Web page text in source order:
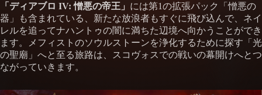
「ディアブロ IV: 憎悪の帝王」 には第1の拡張パック「憎悪の
器」も含まれている、新たな放浪者もすぐに飛び込んで、ネイ
レルを追ってナハントゥの闇に満ちた辺境へ向かうことができ
ます。メフィストのソウルストーンを浄化するために探す「光
の聖廟」へと至る旅路は、スコヴォスでの戦いの幕開けへとつ
ながっていきます。